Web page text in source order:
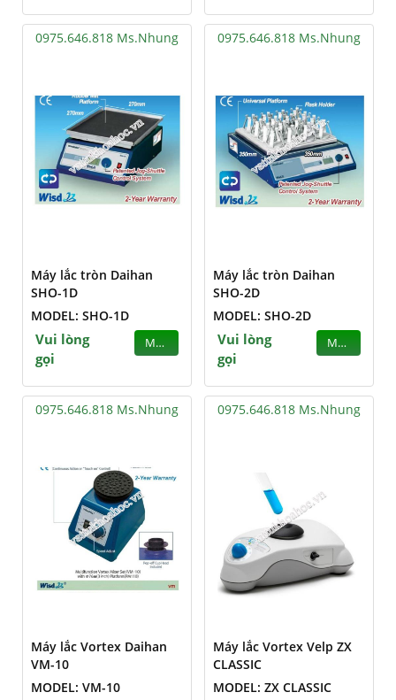
0975.646.818 Ms.Nhung
Máy lắc tròn Daihan
SHO-1D
MODEL: SHO-1D
Vui lòng
gọi
MUA
0975.646.818 Ms.Nhung
Máy lắc tròn Daihan
SHO-2D
MODEL: SHO-2D
Vui lòng
gọi
MUA
0975.646.818 Ms.Nhung
Máy lắc Vortex Daihan
VM-10
MODEL: VM-10
0975.646.818 Ms.Nhung
Máy lắc Vortex Velp ZX
CLASSIC
MODEL: ZX CLASSIC